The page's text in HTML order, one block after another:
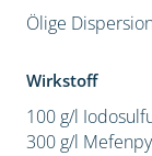
Ölige
Wirkstoff
100 g/l
300 g/l